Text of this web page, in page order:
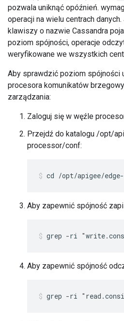
pozwala uniknąć opóźnień.
operacji na wielu centrach
klawiszy o nazwie Cassandra
poziom spójności, operacje
weryfikowane we wszystkich
Aby sprawdzić poziom spójności
procesora komunikatów
zarządzania:
Zaloguj się w węźle
Przejdź do katalogu /opt/
processor/conf:
cd /opt/apigee/edge-
Aby zapewnić spójność
grep -ri
Aby zapewnić spójność
grep -ri